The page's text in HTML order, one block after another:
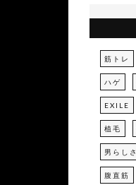
筋トレ
ハゲ
EXILE
植毛
男らしさ
腹直筋